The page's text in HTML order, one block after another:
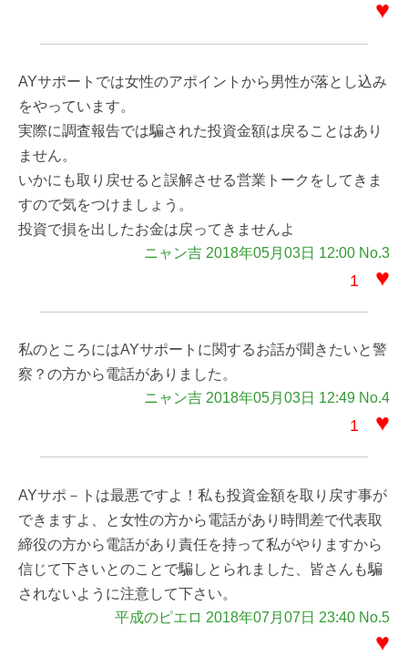
♥
AYサポートでは女性のアポイントから男性が落とし込み
をやっています。
実際に調査報告では騙された投資金額は戻ることはあり
ません。
いかにも取り戻せると誤解させる営業トークをしてきま
すので気をつけましょう。
投資で損を出したお金は戻ってきませんよ
ニャン吉 2018年05月03日 12:00 No.3
1 ♥
私のところにはAYサポートに関するお話が聞きたいと警
察？の方から電話がありました。
ニャン吉 2018年05月03日 12:49 No.4
1 ♥
AYサポ－トは最悪ですよ！私も投資金額を取り戻す事が
できますよ、と女性の方から電話があり時間差で代表取
締役の方から電話があり責任を持って私がやりますから
信じて下さいとのことで騙しとられました、皆さんも騙
されないように注意して下さい。
平成のピエロ 2018年07月07日 23:40 No.5
♥